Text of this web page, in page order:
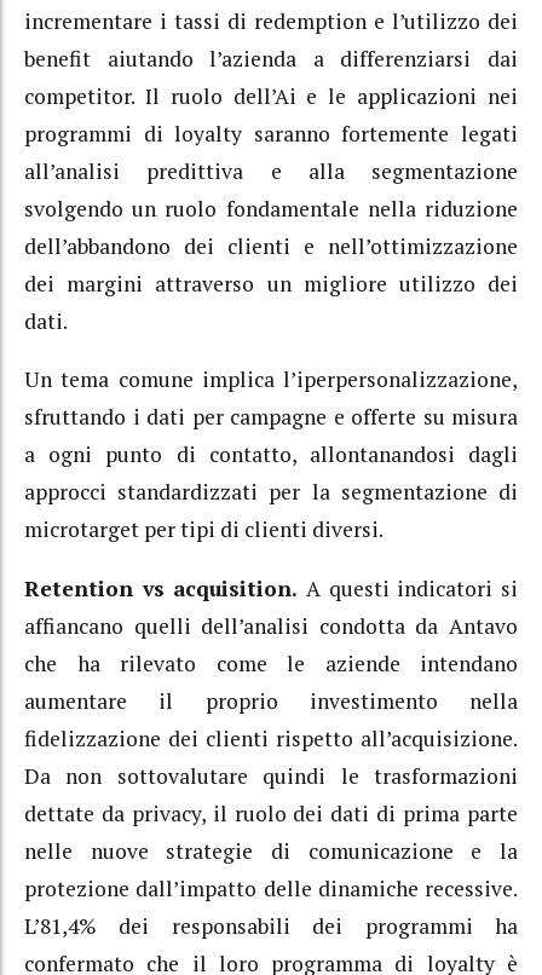
incrementare i tassi di redemption e l’utilizzo dei
benefit aiutando l’azienda a differenziarsi dai
competitor. Il ruolo dell’Ai e le applicazioni nei
programmi di loyalty saranno fortemente legati
all’analisi predittiva e alla segmentazione
svolgendo un ruolo fondamentale nella riduzione
dell’abbandono dei clienti e nell’ottimizzazione
dei margini attraverso un migliore utilizzo dei
dati.
Un tema comune implica l’iperpersonalizzazione,
sfruttando i dati per campagne e offerte su misura
a ogni punto di contatto, allontanandosi dagli
approcci standardizzati per la segmentazione di
microtarget per tipi di clienti diversi.
Retention vs acquisition. A questi indicatori si
affiancano quelli dell’analisi condotta da Antavo
che ha rilevato come le aziende intendano
aumentare il proprio investimento nella
fidelizzazione dei clienti rispetto all’acquisizione.
Da non sottovalutare quindi le trasformazioni
dettate da privacy, il ruolo dei dati di prima parte
nelle nuove strategie di comunicazione e la
protezione dall’impatto delle dinamiche recessive.
L’81,4% dei responsabili dei programmi ha
confermato che il loro programma di loyalty è